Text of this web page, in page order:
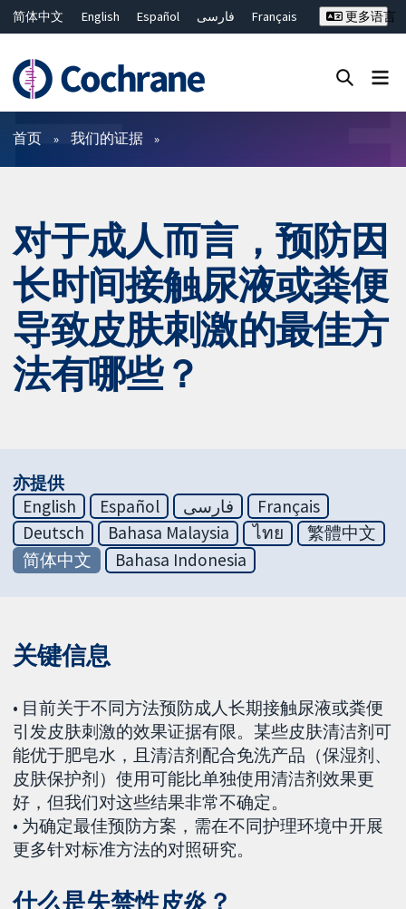
简体中文 English Español فارسی
Français
ไทย
繁體中文
更多语言
过滤
首页 我们的证据
对于成人而言，预防因
长时间接触尿液或粪便
导致皮肤刺激的最佳方
法有哪些？
亦提供
English
Español فارسی
Français
Deutsch
Bahasa Malaysia ไทย
繁體中文
简体中文
Bahasa Indonesia
关键信息
• 目前关于不同方法预防成人长期接触尿液或粪便
引发皮肤刺激的效果证据有限。某些皮肤清洁剂可
能优于肥皂水，且清洁剂配合免洗产品（保湿剂、
皮肤保护剂）使用可能比单独使用清洁剂效果更
好，但我们对这些结果非常不确定。
• 为确定最佳预防方案，需在不同护理环境中开展
更多针对标准方法的对照研究。
什么是失禁性皮炎？